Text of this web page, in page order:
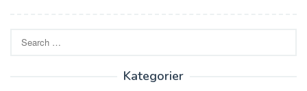
for:
Kategorier